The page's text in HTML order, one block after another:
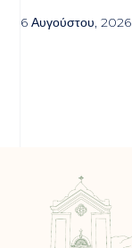
6 Αυγούστου, 2026